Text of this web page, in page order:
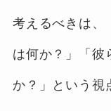
考えるべきは、
は何か？」「彼
か？」という視